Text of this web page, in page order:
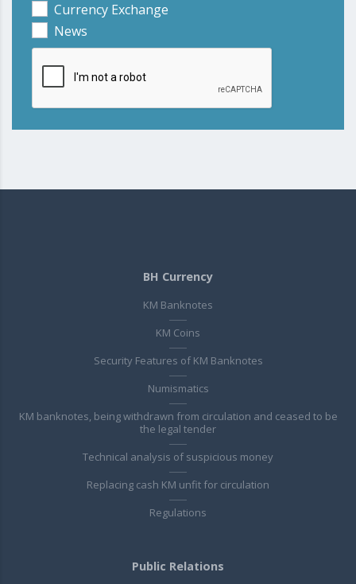
Currency Exchange
News
BH Currency
KM Banknotes
KM Coins
Security Features of KM Banknotes
Numismatics
KM banknotes, being withdrawn from circulation and ceased to be
the legal tender
Technical analysis of suspicious money
Replacing cash KM unfit for circulation
Regulations
Public Relations